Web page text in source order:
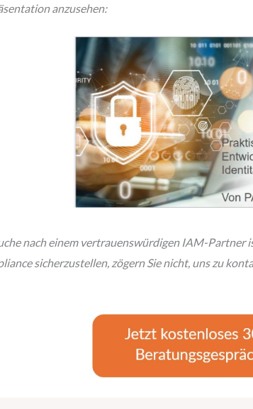
anzusehen:
nach einem vertrauenswürdigen IAM-Partner
sicherzustellen, zögern Sie nicht, uns zu